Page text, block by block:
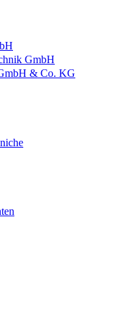
GmbH
& Co. KG